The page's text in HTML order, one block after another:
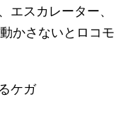
スカレーター、
かさないとロコモ
ケガ